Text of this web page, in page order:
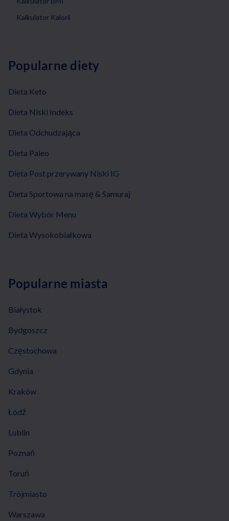
Kalkulator Kalorii
Popularne diety
Dieta Keto
Dieta Niski Indeks
Dieta Odchudzająca
Dieta Paleo
Dieta Post przerywany Niski IG
Dieta Sportowa na masę & Samuraj
Dieta Wybór Menu
Dieta Wysokobiałkowa
Popularne miasta
Białystok
Bydgoszcz
Częstochowa
Gdynia
Kraków
Łódź
Lublin
Poznań
Toruń
Trójmiasto
Warszawa